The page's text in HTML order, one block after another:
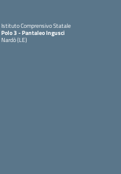
Istituto Comprensivo Statale
Polo 3 - Pantaleo Ingusci
Nardò (LE)